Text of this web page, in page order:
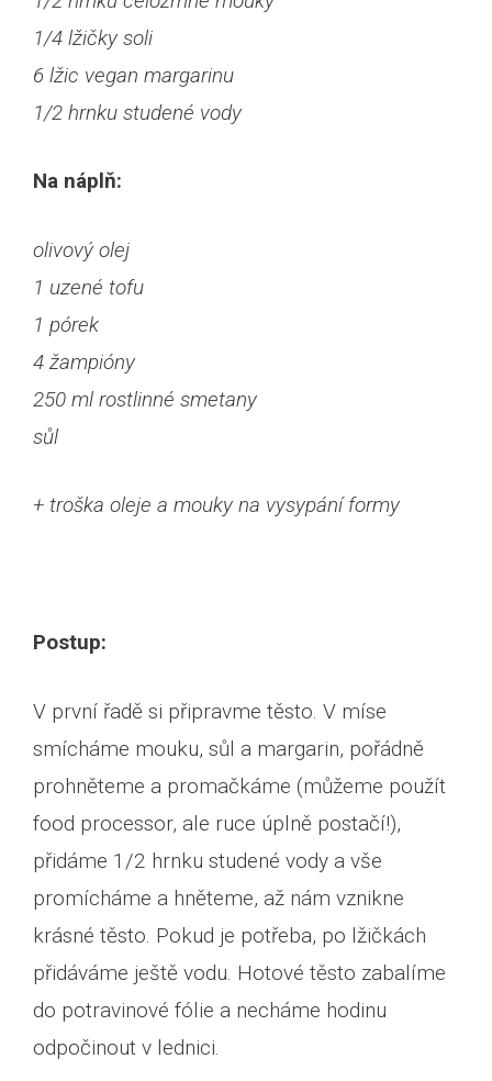
1/4 lžičky soli
6 lžic vegan margarinu
1/2 hrnku studené vody
Na náplň:
olivový olej
1 uzené tofu
1 pórek
4 žampióny
250 ml rostlinné smetany
sůl
+ troška oleje a mouky na vysypání formy
Postup:
V první řadě si připravme těsto. V míse
smícháme mouku, sůl a margarin, pořádně
prohněteme a promačkáme (můžeme použít
food processor, ale ruce úplně postačí!),
přidáme 1/2 hrnku studené vody a vše
promícháme a hněteme, až nám vznikne
krásné těsto. Pokud je potřeba, po lžičkách
přidáváme ještě vodu. Hotové těsto zabalíme
do potravinové fólie a necháme hodinu
odpočinout v lednici.